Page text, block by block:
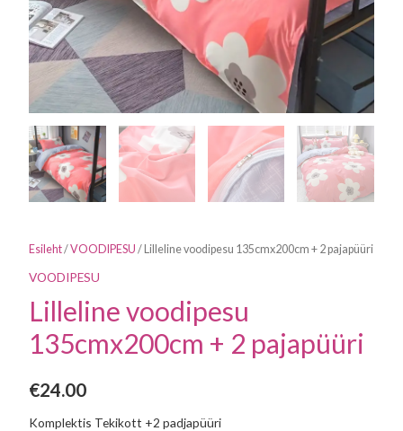
Esileht/VOODIPESU / Lilleline voodipesu 135cmx200cm + 2 pajapüüri
VOODIPESU
Lilleline voodipesu
135cmx200cm + 2 pajapüüri
€24.00
Komplektis Tekikott +2 padjapüüri